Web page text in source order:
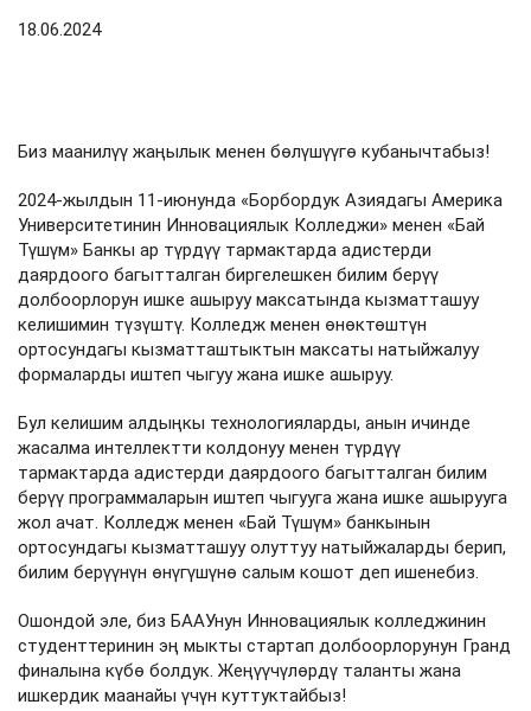
18.06.2024
Биз маанилүү жаңылык менен бөлүшүүгө кубанычтабыз!
2024-жылдын 11-июнунда «Борбордук Азиядагы Америка
Университетинин Инновациялык Колледжи» менен «Бай
Түшүм» Банкы ар түрдүү тармактарда адистерди
даярдоого багытталган биргелешкен билим берүү
долбоорлорун ишке ашыруу максатында кызматташуу
келишимин түзүштү. Колледж менен өнөктөштүн
ортосундагы кызматташтыктын максаты натыйжалуу
формаларды иштеп чыгуу жана ишке ашыруу.
Бул келишим алдыңкы технологияларды, анын ичинде
жасалма интеллектти колдонуу менен түрдүү
тармактарда адистерди даярдоого багытталган билим
берүү программаларын иштеп чыгууга жана ишке ашырууга
жол ачат. Колледж менен «Бай Түшүм» банкынын
ортосундагы кызматташуу олуттуу натыйжаларды берип,
билим берүүнүн өнүгүшүнө салым кошот деп ишенебиз.
Ошондой эле, биз БААУнун Инновациялык колледжинин
студенттеринин эң мыкты стартап долбоорлорунун Гранд
финалына күбө болдук. Жеңүүчүлөрдү таланты жана
ишкердик маанайы үчүн куттуктайбыз!